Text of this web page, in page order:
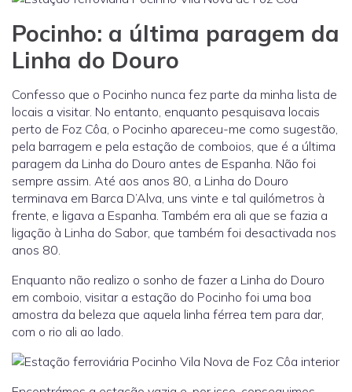
Pocinho: a última paragem da
Linha do Douro
Confesso que o Pocinho nunca fez parte da minha lista de
locais a visitar. No entanto, enquanto pesquisava locais
perto de Foz Côa, o Pocinho apareceu-me como sugestão,
pela barragem e pela estação de comboios, que é a última
paragem da Linha do Douro antes de Espanha. Não foi
sempre assim. Até aos anos 80, a Linha do Douro
terminava em Barca D’Alva, uns vinte e tal quilómetros à
frente, e ligava a Espanha. Também era ali que se fazia a
ligação à Linha do Sabor, que também foi desactivada nos
anos 80.
Enquanto não realizo o sonho de fazer a Linha do Douro
em comboio, visitar a estação do Pocinho foi uma boa
amostra da beleza que aquela linha férrea tem para dar,
com o rio ali ao lado.